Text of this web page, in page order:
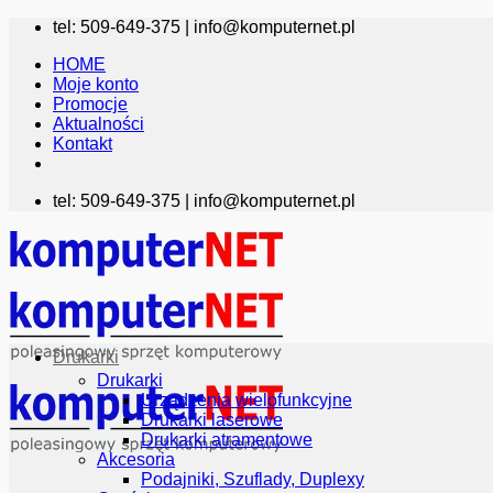
Przewiń
zawartości
tel: 509-649-375 | info@komputernet.pl
HOME
Moje konto
Promocje
Aktualności
Kontakt
tel: 509-649-375 | info@komputernet.pl
Drukarki
Drukarki
Urządzenia wielofunkcyjne
Drukarki laserowe
Drukarki atramentowe
Akcesoria
Podajniki, Szuflady, Duplexy